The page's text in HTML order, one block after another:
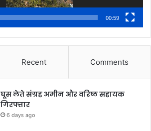
00:59
Recent Comments
घूस लेते संग्रह अमीन और वरिष्ठ सहायक
गिरफ्तार
6 days ago